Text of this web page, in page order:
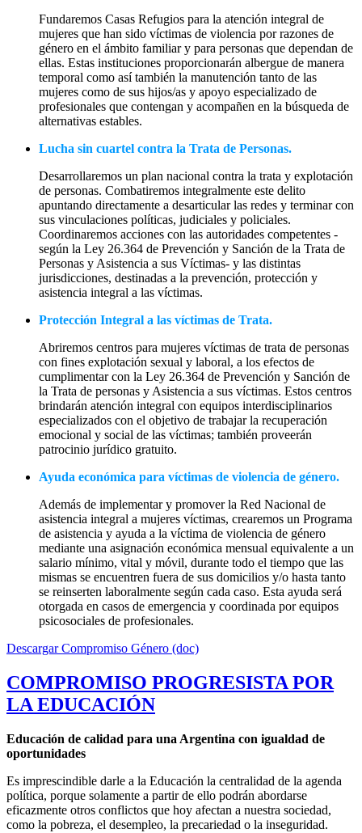
Fundaremos Casas Refugios para la atención integral de
mujeres que han sido víctimas de violencia por razones de
género en el ámbito familiar y para personas que dependan de
ellas. Estas instituciones proporcionarán albergue de manera
temporal como así también la manutención tanto de las
mujeres como de sus hijos/as y apoyo especializado de
profesionales que contengan y acompañen en la búsqueda de
alternativas estables.
Lucha sin cuartel contra la Trata de Personas.
Desarrollaremos un plan nacional contra la trata y explotación
de personas. Combatiremos integralmente este delito
apuntando directamente a desarticular las redes y terminar con
sus vinculaciones políticas, judiciales y policiales.
Coordinaremos acciones con las autoridades competentes -
según la Ley 26.364 de Prevención y Sanción de la Trata de
Personas y Asistencia a sus Víctimas- y las distintas
jurisdicciones, destinadas a la prevención, protección y
asistencia integral a las víctimas.
Protección Integral a las víctimas de Trata.
Abriremos centros para mujeres víctimas de trata de personas
con fines explotación sexual y laboral, a los efectos de
cumplimentar con la Ley 26.364 de Prevención y Sanción de
la Trata de personas y Asistencia a sus víctimas. Estos centros
brindarán atención integral con equipos interdisciplinarios
especializados con el objetivo de trabajar la recuperación
emocional y social de las víctimas; también proveerán
patrocinio jurídico gratuito.
Ayuda económica para víctimas de violencia de género.
Además de implementar y promover la Red Nacional de
asistencia integral a mujeres víctimas, crearemos un Programa
de asistencia y ayuda a la víctima de violencia de género
mediante una asignación económica mensual equivalente a un
salario mínimo, vital y móvil, durante todo el tiempo que las
mismas se encuentren fuera de sus domicilios y/o hasta tanto
se reinserten laboralmente según cada caso. Esta ayuda será
otorgada en casos de emergencia y coordinada por equipos
psicosociales de profesionales.
Descargar Compromiso Género (doc)
COMPROMISO PROGRESISTA POR
LA EDUCACIÓN
Educación de calidad para una Argentina con igualdad de
oportunidades
Es imprescindible darle a la Educación la centralidad de la agenda
política, porque solamente a partir de ello podrán abordarse
eficazmente otros conflictos que hoy afectan a nuestra sociedad,
como la pobreza, el desempleo, la precariedad o la inseguridad.